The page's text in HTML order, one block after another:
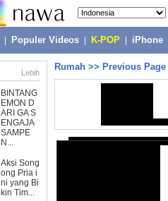
Populer Videos K-POP iPhone
Lebih
BINTANG
EMON D
ARI GA S
ENGAJA
SAMPE
N...
Aksi Song
ong Pria i
ni yang Bi
kin Tim...
Rumah >> Previous Page